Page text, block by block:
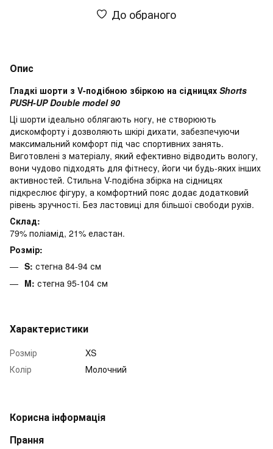
До обраного
Опис
Гладкі шорти з V-подібною збіркою на сідницях Shorts
PUSH-UP Double model 90
Ці шорти ідеально облягають ногу, не створюють
дискомфорту і дозволяють шкірі дихати, забезпечуючи
максимальний комфорт під час спортивних занять.
Виготовлені з матеріалу, який ефективно відводить вологу,
вони чудово підходять для фітнесу, йоги чи будь-яких інших
активностей. Стильна V-подібна збірка на сідницях
підкреслює фігуру, а комфортний пояс додає додатковий
рівень зручності. Без ластовиці для більшої свободи рухів.
Склад:
79% поліамід, 21% еластан.
Розмір:
S: стегна 84-94 см
M: стегна 95-104 см
Характеристики
Розмір
XS
Колір
Молочний
Корисна інформація
Прання